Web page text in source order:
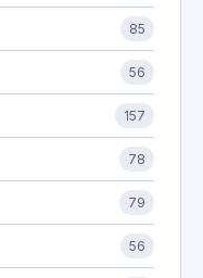
85
56
157
78
79
56